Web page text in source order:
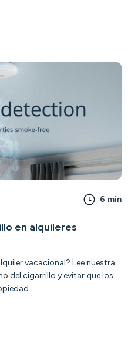
6 min
en alquileres
vacacional? Lee nuestra
del cigarrillo y evitar que los